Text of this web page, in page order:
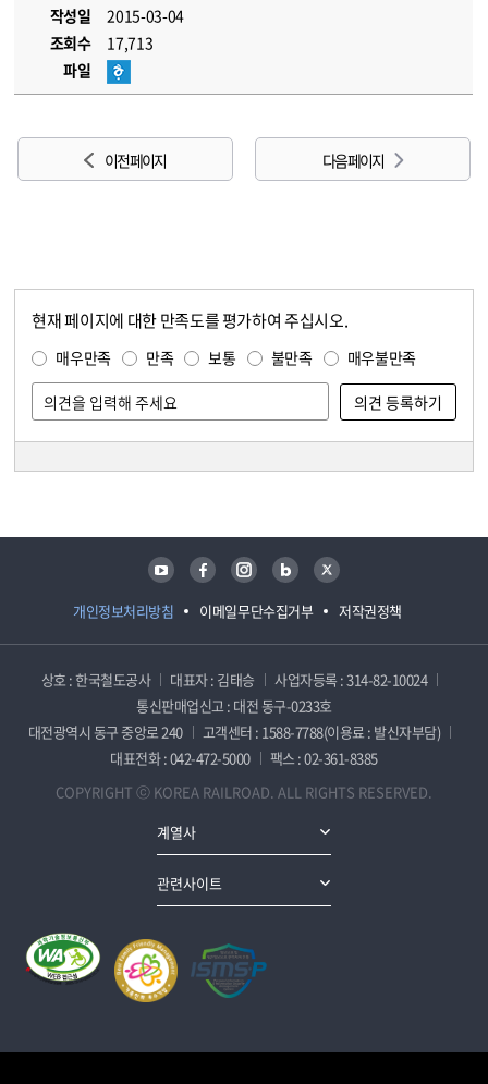
작성일
2015-03-04
조회수
17,713
파일
이전 페이지 다음 페이지
현재 페이지에 대한 만족도를 평가하여 주십시오.
매우만족 만족 보통 불만족 매우불만족
개인정보처리방침 이메일무단수집거부 저작권정책
유튜브 페이스북 인스타그램 블로그 트위터
상호 : 한국철도공사 대표자 : 김태승
사업자등록 : 314-82-10024
통신판매업신고 : 대전 동구-0233호
대전광역시 동구 중앙로 240
고객센터 : 1588-7788(이용료 : 발신자부담)
대표전화 : 042-472-5000
팩스 : 02-361-8385
COPYRIGHT ⓒ KOREA RAILROAD. ALL RIGHTS RESERVED.
계열사
관련사이트